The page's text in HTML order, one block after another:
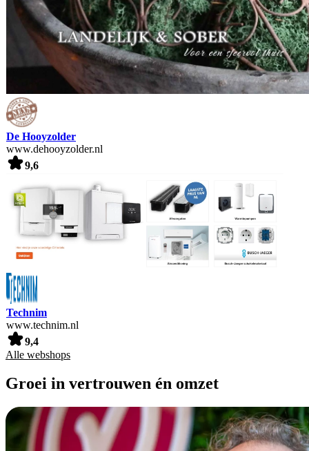
De Hooyzolder
www.dehooyzolder.nl
9,6
Technim
www.technim.nl
9,4
Alle webshops
Groei in vertrouwen én omzet